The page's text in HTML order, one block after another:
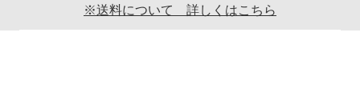
※送料について 詳しくはこちら